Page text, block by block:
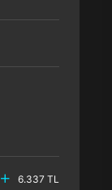
6.337 TL